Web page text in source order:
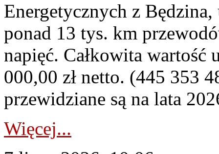
Energetycznych z
ponad 13 tys. km
napięć. Całkowita
000,00 zł netto. (445 353
przewidziane są na lata
Więcej...